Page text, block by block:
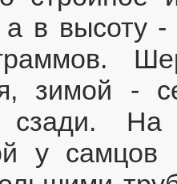
в высоту -
зимой -
сзади.
у самцов